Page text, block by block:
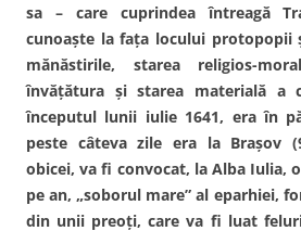
sa – care cuprindea întreagă
cunoaşte la faţa locului protopopii
mănăstirile, starea religios-
învăţătura şi starea materială a
începutul lunii iulie 1641, era în
peste câteva zile era la Braşov
obicei, va fi convocat, la Alba Iulia,
pe an, „soborul mare” al eparhiei,
din unii preoţi, care va fi luat